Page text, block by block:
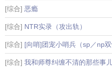
[综合] 恶瘾
[综合] NTR实录（攻出轨）
[综合] [向哨]团宠小哨兵（sp／np双
[综合] 我和师尊纠缠不清的那些事